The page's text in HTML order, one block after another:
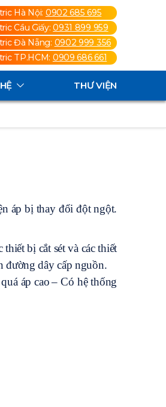
Hà Nội: 0902 685 695
Cầu Giấy:0931 899 959
Đà Nẵng: 0902 999 356
TP.HCM: 0909 686 661
THƯ VIỆN
áp bị thay đổi đột ngột.
bị cắt sét và các thiết
đường dây cấp nguồn.
áp cao – Có hệ thống